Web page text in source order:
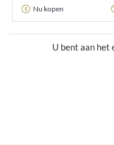
Nu kopen
U bent aan het